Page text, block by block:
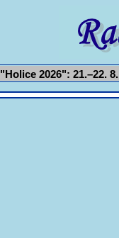
"Holice 2026": 21.–22. 8.